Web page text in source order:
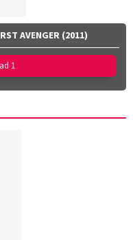
,
,
,
AVENGER (2011)
1